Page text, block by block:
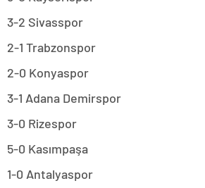
3-2 Sivasspor
2-1 Trabzonspor
2-0 Konyaspor
3-1 Adana Demirspor
3-0 Rizespor
5-0 Kasımpaşa
1-0 Antalyaspor